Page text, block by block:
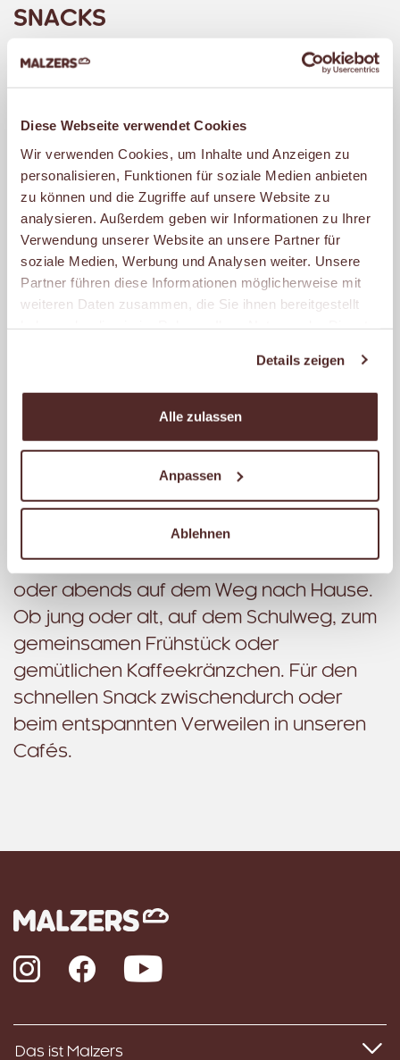
Diese Webseite verwendet Cookies
Wir verwenden Cookies, um Inhalte und Anzeigen zu
personalisieren, Funktionen für soziale Medien anbieten
zu können und die Zugriffe auf unsere Website zu
analysieren. Außerdem geben wir Informationen zu Ihrer
Verwendung unserer Website an unsere Partner für
soziale Medien, Werbung und Analysen weiter. Unsere
Partner führen diese Informationen möglicherweise mit
weiteren Daten zusammen, die Sie ihnen bereitgestellt
Details zeigen
Alle zulassen
Anpassen
Ablehnen
SNACKS
MALZERS Snacks sind immer ein Genuss.
Probiere eine unserer raffinierten Snack-
Kreationen oder wähle aus
verschiedensten Brötchen vom Croissant
bis zum Dinkel-Möhrenbrötchen und den
unterschiedlichsten Belägen vom Ei bis
zum Lachs und von der Himbeerkonfitüre
bis zum Hähnchenbrustfilet. Natürlich
verwenden wir nur Fleisch- und
Wurstwaren namhafter Metzgereien.
Dazu bieten wir Dir exklusive
Brotaufstriche, Saucen und knackfrische
wohlfühlst. Mit einer einladenden
Atmosphäre, einer freundlichen
Begrüßung und stets einer kompetenten
Beratung. Ganz gleich, ob morgens auf
dem Weg zur Arbeit, mittags zur Pause
oder abends auf dem Weg nach Hause.
Ob jung oder alt, auf dem Schulweg, zum
gemeinsamen Frühstück oder
gemütlichen Kaffeekränzchen. Für den
schnellen Snack zwischendurch oder
beim entspannten Verweilen in unseren
Cafés.
InstagramFacebook YouTube
Das ist Malzers